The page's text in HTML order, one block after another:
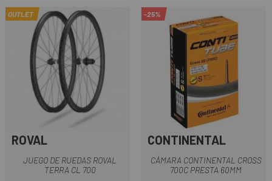
OUTLET
ROVAL
JUEGO DE RUEDAS ROVAL
TERRA CL 700
-25%
CONTINENTAL
CÁMARA CONTINENTAL CROSS
700C PRESTA 60MM